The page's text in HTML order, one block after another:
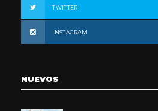
TWITTER
INSTAGRAM
NUEVOS